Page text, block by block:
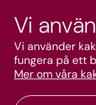
Vi
Vi använder
fungera på ett
Mer om våra